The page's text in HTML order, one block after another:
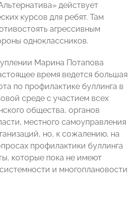
действует
курсов для ребят. Там
агрессивным
одноклассников.
Марина Потапова
время ведется большая
по профилактике буллинга в
среде с участием всех
общества, органов
местного самоуправления
но, к сожалению, на
профилактики буллинга
которые пока не имеют
и многоплановости